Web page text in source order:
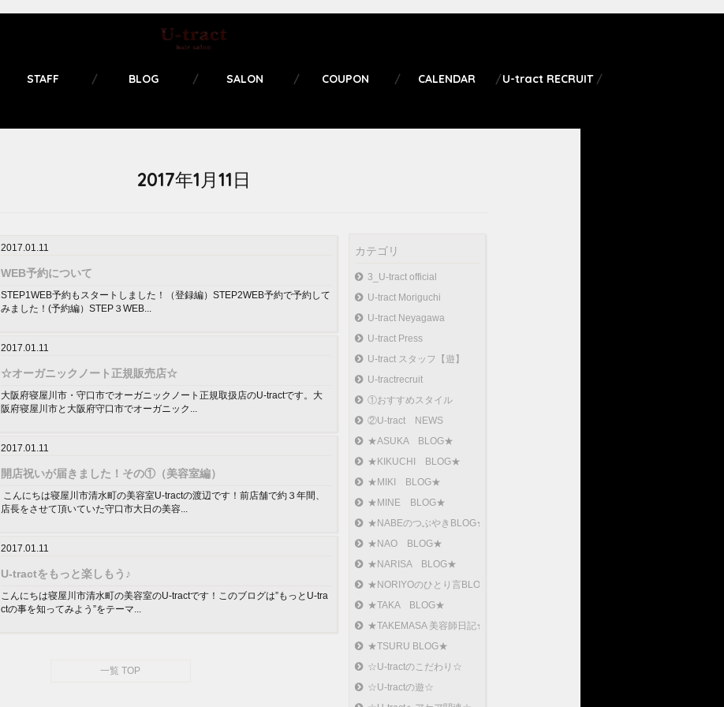
STAFF BLOG SALON COUPON CALENDAR U-tract RECRUIT
2017年1月11日
2017.01.11
WEB予約について
STEP1WEB予約もスタートしました！（登録編）STEP2WEB予約で予約して
みました！(予約編）STEP３WEB...
2017.01.11
☆オーガニックノート正規販売店☆
大阪府寝屋川市・守口市でオーガニックノート正規取扱店のU-tractです。大
阪府寝屋川市と大阪府守口市でオーガニック...
2017.01.11
開店祝いが届きました！その①（美容室編）
こんにちは寝屋川市清水町の美容室U-tractの渡辺です！前店舗で約３年間、
店長をさせて頂いていた守口市大日の美容...
2017.01.11
U-tractをもっと楽しもう♪
こんにちは寝屋川市清水町の美容室のU-tractです！このブログは”もっとU-tra
ctの事を知ってみよう”をテーマ...
一覧 TOP
カテゴリ
3_U-tract official
U-tract Moriguchi
U-tract Neyagawa
U-tract Press
U-tract スタッフ【遊】
U-tractrecruit
①おすすめスタイル
②U-tract NEWS
★ASUKA BLOG★
★KIKUCHI BLOG★
★MIKI BLOG★
★MINE BLOG★
★NABEのつぶやきBLOG★
★NAO BLOG★
★NARISA BLOG★
★NORIYOのひとり言BLOG
★TAKA BLOG★
★TAKEMASA 美容師日記★
★TSURU BLOG★
☆U-tractのこだわり☆
☆U-tractの遊☆